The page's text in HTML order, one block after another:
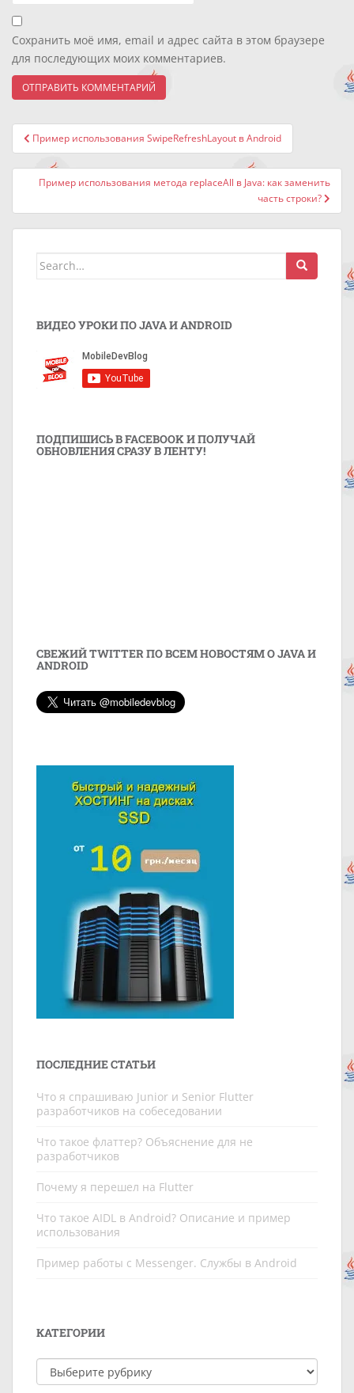
Сохранить моё имя, email и адрес сайта в этом браузере
для последующих моих комментариев.
Навигация
по
записям
Пример использования SwipeRefreshLayout в Android
Пример использования метода replaceAll в Java: как заменить
часть строки?
Search
ВИДЕО УРОКИ ПО JAVA И ANDROID
ПОДПИШИСЬ В FACEBOOK И ПОЛУЧАЙ
ОБНОВЛЕНИЯ СРАЗУ В ЛЕНТУ!
СВЕЖИЙ TWITTER ПО ВСЕМ НОВОСТЯМ О JAVA И
ANDROID
ПОСЛЕДНИЕ СТАТЬИ
Что я спрашиваю Junior и Senior Flutter
разработчиков на собеседовании
Что такое флаттер? Объяснение для не
разработчиков
Почему я перешел на Flutter
Что такое AIDL в Android? Описание и пример
использования
Пример работы c Messenger. Службы в Android
КАТЕГОРИИ
Категории